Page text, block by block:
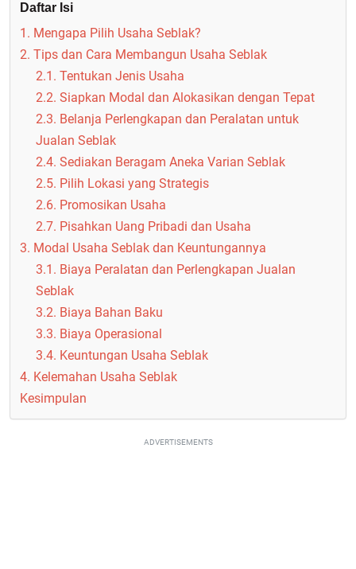
Daftar Isi
1. Mengapa Pilih Usaha Seblak?
2. Tips dan Cara Membangun Usaha Seblak
2.1. Tentukan Jenis Usaha
2.2. Siapkan Modal dan Alokasikan dengan Tepat
2.3. Belanja Perlengkapan dan Peralatan untuk
Jualan Seblak
2.4. Sediakan Beragam Aneka Varian Seblak
2.5. Pilih Lokasi yang Strategis
2.6. Promosikan Usaha
2.7. Pisahkan Uang Pribadi dan Usaha
3. Modal Usaha Seblak dan Keuntungannya
3.1. Biaya Peralatan dan Perlengkapan Jualan
Seblak
3.2. Biaya Bahan Baku
3.3. Biaya Operasional
3.4. Keuntungan Usaha Seblak
4. Kelemahan Usaha Seblak
Kesimpulan
ADVERTISEMENTS